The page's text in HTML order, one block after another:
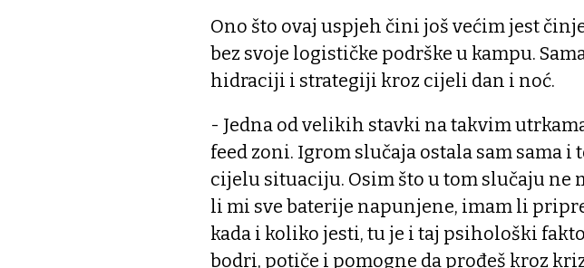
Ono što ovaj uspjeh čini još većim jest
bez svoje logističke podrške u kampu.
hidraciji i strategiji kroz cijeli dan i noć.
- Jedna od velikih stavki na takvim
feed zoni. Igrom slučaja ostala sam sama i
cijelu situaciju. Osim što u tom slučaju ne
li mi sve baterije napunjene, imam li
kada i koliko jesti, tu je i taj psihološki
bodri, potiče i pomogne da prođeš kroz